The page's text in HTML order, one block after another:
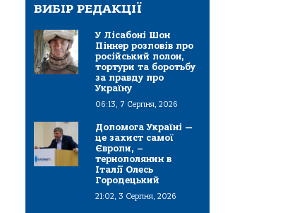
ВИБІР РЕДАКЦІЇ
У Лісабоні Шон
Піннер розповів про
російський полон,
тортури та боротьбу
за правду про
Україну
06:13, 7 Серпня, 2026
Допомога Україні —
це захист самої
Європи, –
тернополянин в
Італії Олесь
Городецький
21:02, 3 Серпня, 2026